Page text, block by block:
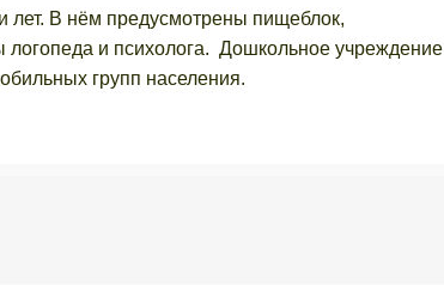
лет. В нём предусмотрены пищеблок,
логопеда и психолога. Дошкольное учреждение
групп населения.